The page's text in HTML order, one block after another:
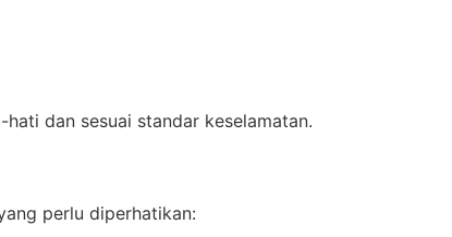
dan sesuai standar keselamatan.
perlu diperhatikan: